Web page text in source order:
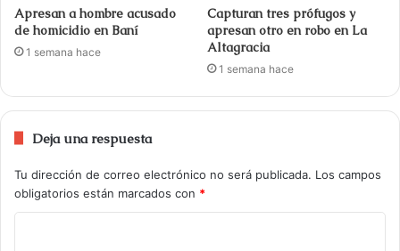
Apresan a hombre acusado
de homicidio en Baní
1 semana hace
Capturan tres prófugos y
apresan otro en robo en La
Altagracia
1 semana hace
Deja una respuesta
Tu dirección de correo electrónico no será publicada. Los campos
obligatorios están marcados con *